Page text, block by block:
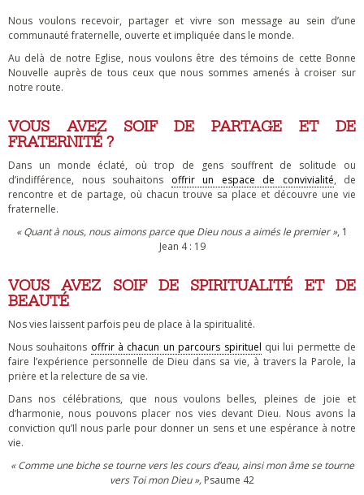
Nous voulons recevoir, partager et vivre son message au sein d’une
communauté fraternelle, ouverte et impliquée dans le monde.
Au delà de notre Eglise, nous voulons être des témoins de cette Bonne
Nouvelle auprès de tous ceux que nous sommes amenés à croiser sur
notre route.
VOUS AVEZ SOIF DE PARTAGE ET DE
FRATERNITÉ ?
Dans un monde éclaté, où trop de gens souffrent de solitude ou
d’indifférence, nous souhaitons offrir un espace de convivialité, de
rencontre et de partage, où chacun trouve sa place et découvre une vie
fraternelle.
« Quant à nous, nous aimons parce que Dieu nous a aimés le premier », 1
Jean 4 : 19
VOUS AVEZ SOIF DE SPIRITUALITÉ ET DE
BEAUTÉ
Nos vies laissent parfois peu de place à la spiritualité.
Nous souhaitons offrir à chacun un parcours spirituel qui lui permette de
faire l’expérience personnelle de Dieu dans sa vie, à travers la Parole, la
prière et la relecture de sa vie.
Dans nos célébrations, que nous voulons belles, pleines de joie et
d’harmonie, nous pouvons placer nos vies devant Dieu. Nous avons la
conviction qu’Il nous parle pour donner un sens et une espérance à notre
vie.
« Comme une biche se tourne vers les cours d’eau, ainsi mon âme se tourne
vers Toi mon Dieu », Psaume 42